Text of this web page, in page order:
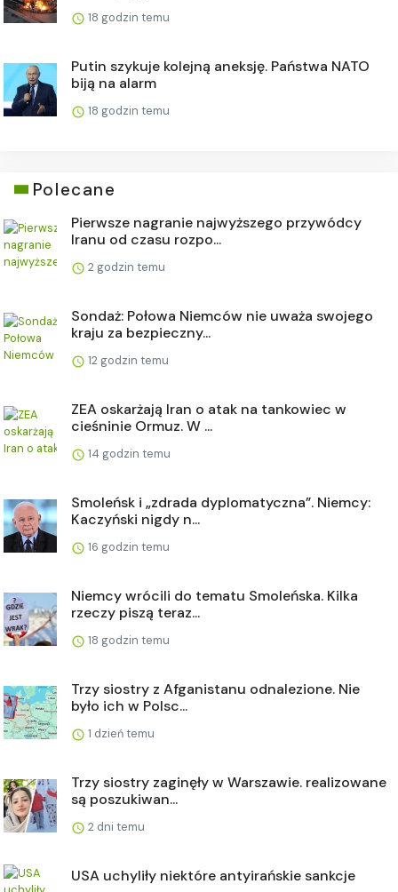
18 godzin temu
Putin szykuje kolejną aneksję. Państwa NATO
biją na alarm
18 godzin temu
Polecane
Pierwsze nagranie najwyższego przywódcy
Iranu od czasu rozpo...
2 godzin temu
Sondaż: Połowa Niemców nie uważa swojego
kraju za bezpieczny...
12 godzin temu
ZEA oskarżają Iran o atak na tankowiec w
cieśninie Ormuz. W ...
14 godzin temu
Smoleńsk i „zdrada dyplomatyczna”. Niemcy:
Kaczyński nigdy n...
16 godzin temu
Niemcy wrócili do tematu Smoleńska. Kilka
rzeczy piszą teraz...
18 godzin temu
Trzy siostry z Afganistanu odnalezione. Nie
było ich w Polsc...
1 dzień temu
Trzy siostry zaginęły w Warszawie. realizowane
są poszukiwan...
2 dni temu
USA uchyliły niektóre antyirańskie sankcje